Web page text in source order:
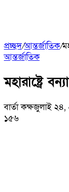
প্রচ্ছদ/আন্তর্জাতিক/
আন্তর্জাতিক
মহারাষ্ট্রে
বার্তা কক্ষজুলাই ২৪,
১৫৬